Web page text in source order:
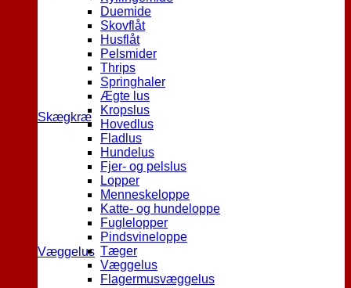
Skægkræ
Væggelus
Duemide
Skovflåt
Husflåt
Pelsmider
Thrips
Springhaler
Ægte lus
Kropslus
Hovedlus
Fladlus
Hundelus
Fjer- og pelslus
Lopper
Menneskeloppe
Katte- og hundeloppe
Fuglelopper
Pindsvineloppe
Tæger
Væggelus
Flagermusvæggelus